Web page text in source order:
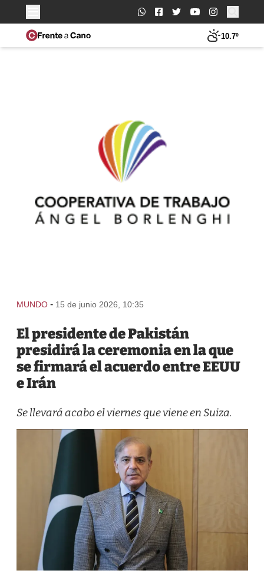
Buscar:
10.7º
MUNDO - 15 de junio 2026, 10:35
El presidente de Pakistán
presidirá la ceremonia en la que
se firmará el acuerdo entre EEUU
e Irán
Se llevará acabo el viernes que viene en Suiza.